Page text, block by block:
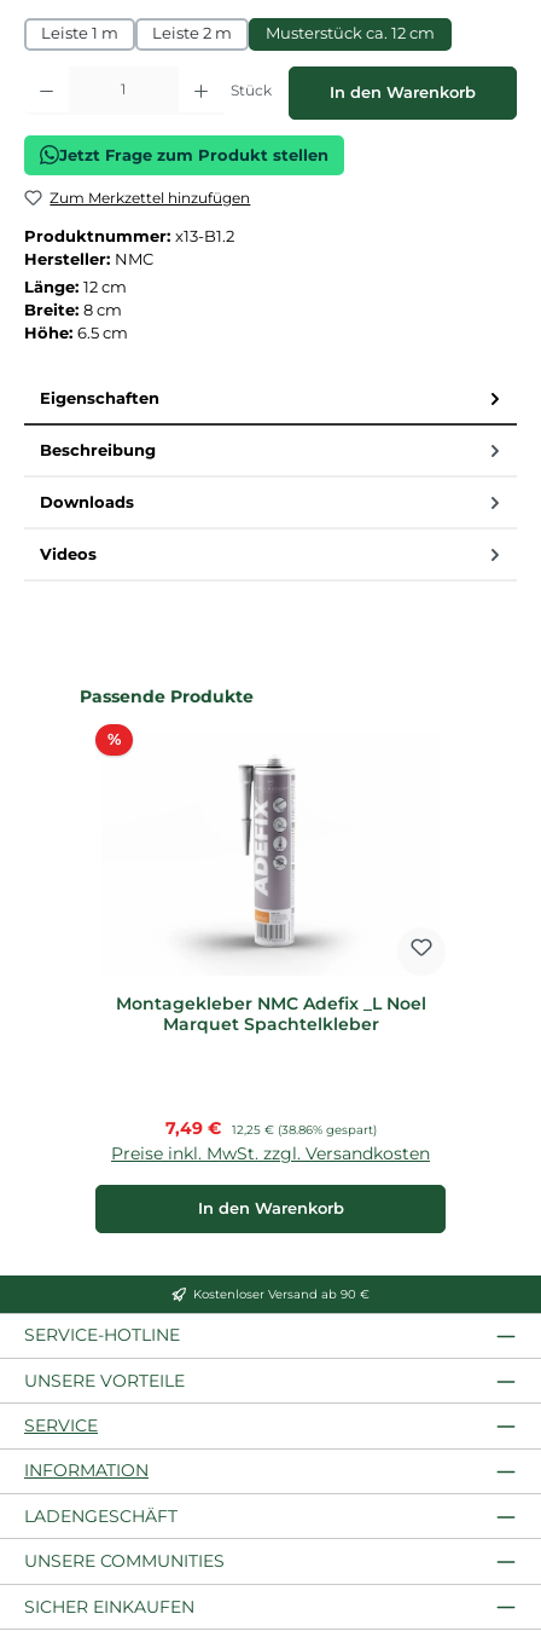
Leiste 1 m Leiste 2 m Musterstück ca. 12 cm
Produkt Anzahl: Gib den gewünschten Wert ein oder benutze die
Stück In den Warenkorb
Jetzt Frage zum Produkt stellen
Zum Merkzettel hinzufügen
Produktnummer: x13-B1.2
Hersteller: NMC
Länge: 12 cm
Breite: 8 cm
Höhe: 6.5 cm
Eigenschaften
Beschreibung
Downloads
Videos
Produktgalerie überspringen
Passende Produkte
%Rabatt
Montagekleber NMC Adefix _L Noel
Marquet Spachtelkleber
Verkaufspreis:
7,49 € Regulärer Preis:
12,25 € (38.86% gespart)
Preise inkl. MwSt. zzgl. Versandkosten
In den Warenkorb
Kostenloser Versand ab 90 €
SERVICE-HOTLINE
UNSERE VORTEILE
SERVICE
INFORMATION
LADENGESCHÄFT
UNSERE COMMUNITIES
SICHER EINKAUFEN